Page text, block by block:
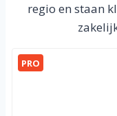
regio en staan
PRO